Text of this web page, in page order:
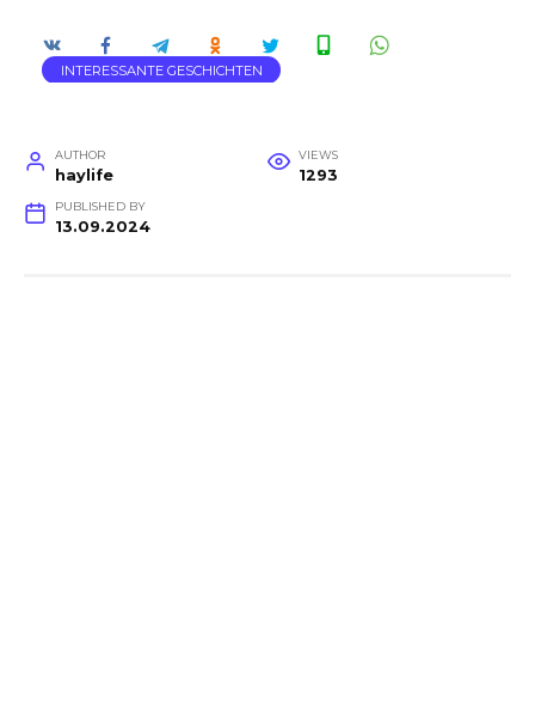
INTERESSANTE GESCHICHTEN
AUTHOR
haylife
VIEWS
1293
PUBLISHED BY
13.09.2024